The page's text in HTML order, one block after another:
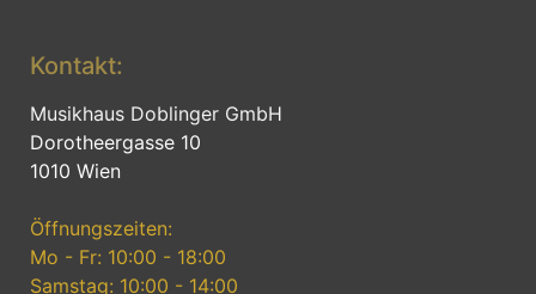
Kontakt:
Musikhaus Doblinger GmbH
Dorotheergasse 10
1010 Wien
Öffnungszeiten:
Mo - Fr: 10:00 - 18:00
Samstag: 10:00 - 14:00